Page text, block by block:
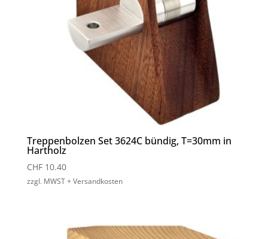
Treppenbolzen Set 3624C bündig, T=30mm in
Hartholz
CHF10.40
zzgl. MWST + Versandkosten